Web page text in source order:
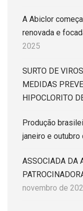
A Abiclor
renovada e
2025
SURTO DE
MEDIDAS
HIPOCLORITO
Produção
janeiro e outubro
ASSOCIADA DA
novembro de